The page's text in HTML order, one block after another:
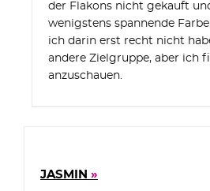
der Flakons nicht gekauft
wenigstens spannende
ich darin erst recht nicht
andere Zielgruppe, aber ich
anzuschauen.
JASMIN